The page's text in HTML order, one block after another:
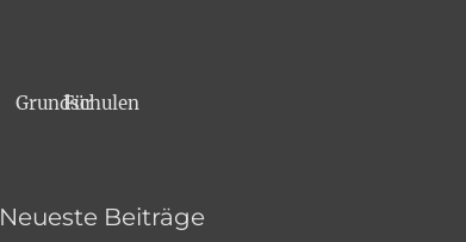
Für Grundschulen
Neueste Beiträge